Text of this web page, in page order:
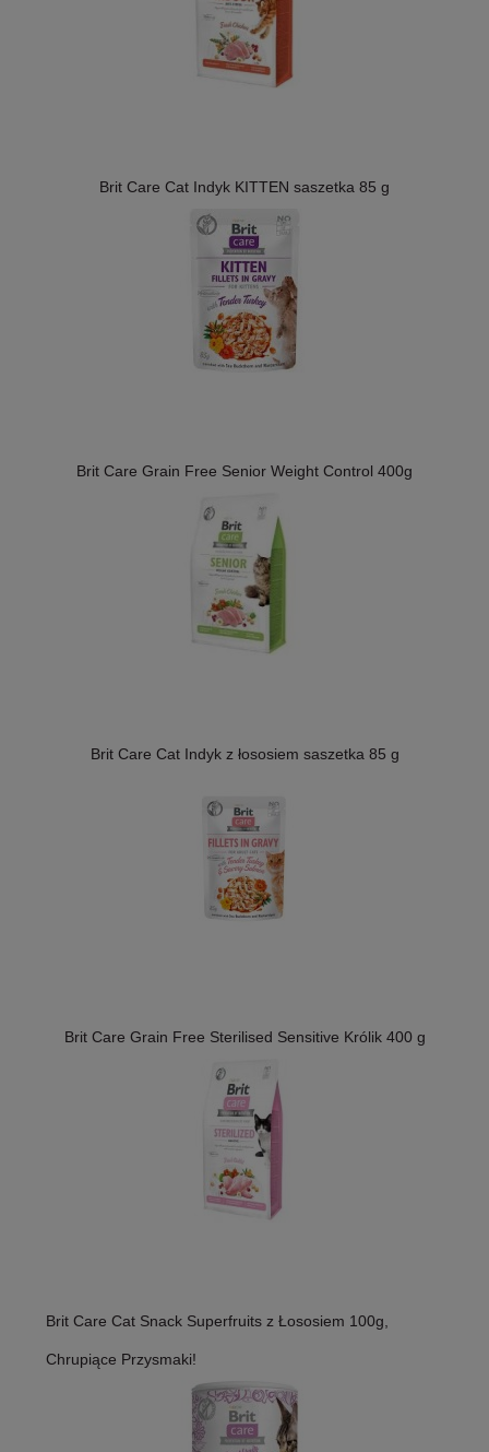
Brit Care Cat Indyk KITTEN saszetka 85 g
Brit Care Grain Free Senior Weight Control 400g
Brit Care Cat Indyk z łososiem saszetka 85 g
Brit Care Grain Free Sterilised Sensitive Królik 400 g
Brit Care Cat Snack Superfruits z Łososiem 100g,
Chrupiące Przysmaki!